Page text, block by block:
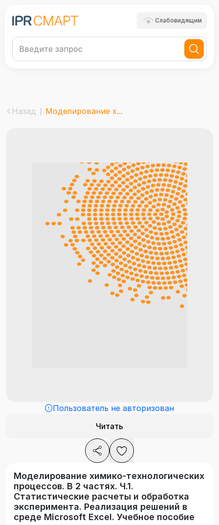
Слабовидящим
Назад Моделирование х...
Пользователь не авторизован
Читать
Моделирование химико-технологических
процессов. В 2 частях. Ч.1.
Статистические расчеты и обработка
эксперимента. Реализация решений в
среде Microsoft Excel. Учебное пособие